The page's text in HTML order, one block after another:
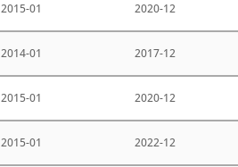
2015-01 2020-12
2014-01 2017-12
2015-01 2020-12
2015-01 2022-12